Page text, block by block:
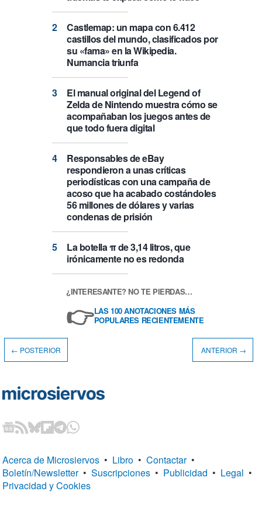
Castlemap: un mapa con 6.412
castillos del mundo, clasificados por
su «fama» en la Wikipedia.
Numancia triunfa
El manual original del Legend of
Zelda de Nintendo muestra cómo se
acompañaban los juegos antes de
que todo fuera digital
Responsables de eBay
respondieron a unas críticas
periodísticas con una campaña de
acoso que ha acabado costándoles
56 millones de dólares y varias
condenas de prisión
La botella π de 3,14 litros, que
irónicamente no es redonda
¿INTERESANTE? NO TE PIERDAS…
👉LAS 100 ANOTACIONES MÁS
POPULARES RECIENTEMENTE
← POSTERIOR ANTERIOR →
Acerca de Microsiervos • Libro • Contactar •
Boletín/Newsletter • Suscripciones • Publicidad • Legal •
Privacidad y Cookies